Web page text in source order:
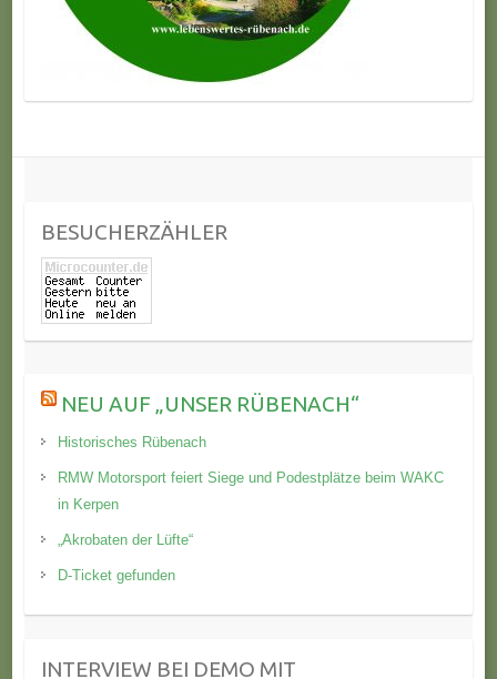
BESUCHERZÄHLER
NEU AUF „UNSER RÜBENACH“
Historisches Rübenach
RMW Motorsport feiert Siege und Podestplätze beim WAKC
in Kerpen
„Akrobaten der Lüfte“
D-Ticket gefunden
INTERVIEW BEI DEMO MIT